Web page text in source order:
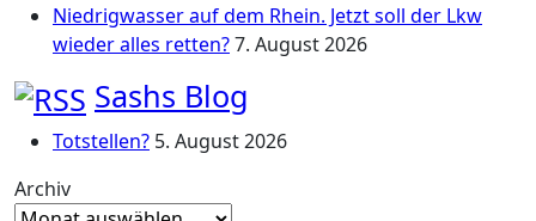
Niedrigwasser auf dem Rhein. Jetzt soll der Lkw
wieder alles retten?7. August 2026
Sashs Blog
Totstellen? 5. August 2026
Archiv